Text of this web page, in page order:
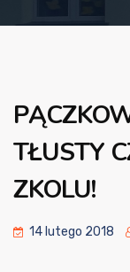
TŁUSTY
ZKOLU!
14 lutego 2018